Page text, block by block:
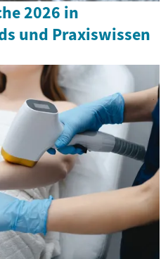
2026 in
und Praxiswissen